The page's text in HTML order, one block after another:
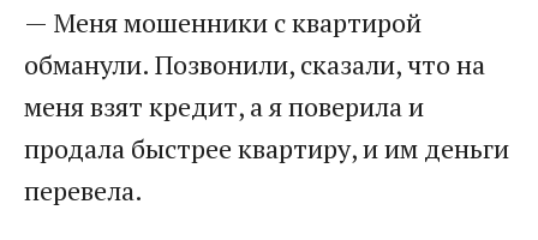
— Меня мошенники с квартирой
обманули. Позвонили, сказали, что на
меня взят кредит, а я поверила и
продала быстрее квартиру, и им деньги
перевела.